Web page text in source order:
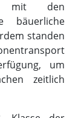
Klasse der
die mit
war. Die
zwei 3.
Wald die